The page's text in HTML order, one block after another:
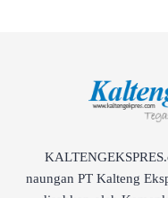
naungan PT Kalteng